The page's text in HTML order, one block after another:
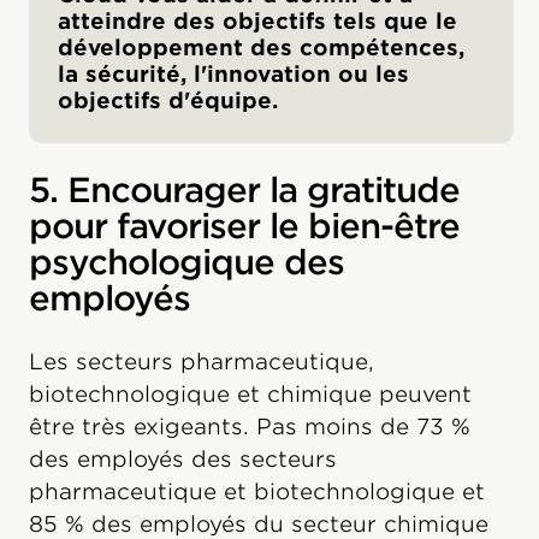
atteindre des objectifs tels que le
développement des compétences,
la sécurité, l'innovation ou les
objectifs d'équipe.
5. Encourager la gratitude
pour favoriser le bien-être
psychologique des
employés
Les secteurs pharmaceutique,
biotechnologique et chimique peuvent
être très exigeants. Pas moins de 73 %
des employés des secteurs
pharmaceutique et biotechnologique et
85 % des employés du secteur chimique